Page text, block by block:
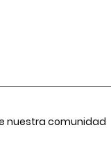
nuestra comunidad